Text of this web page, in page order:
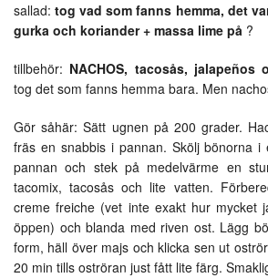
sallad:tog vad som fanns hemma, det
gurka och koriander + massa lime på ?
tillbehör: NACHOS, tacosås,
tog det som fanns hemma bara. Men
Gör såhär: Sätt ugnen på 200 grader.
fräs en snabbis i pannan. Skölj bönorna i
pannan och stek på medelvärme en
tacomix, tacosås och lite vatten.
creme freiche (vet inte exakt hur mycket
öppen) och blanda med riven ost. Lägg
form, häll över majs och klicka sen ut
20 min tills oströran just fått lite färg.